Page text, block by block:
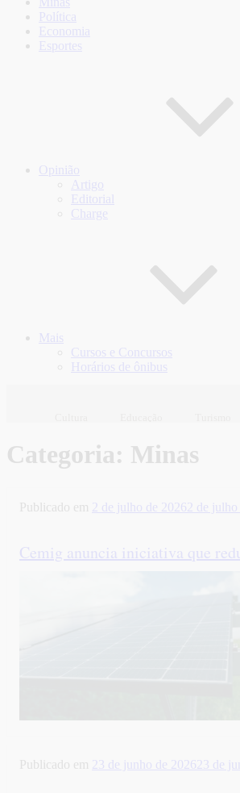
Política
Economia
Esportes
Opinião
Artigo
Editorial
Charge
Mais
Cursos e Concursos
Horários de ônibus
Categoria: Minas
Publicado em 2 de julho de 2026 2 de
Cemig anuncia iniciativa que
Publicado em 23 de junho de 2026 23 de